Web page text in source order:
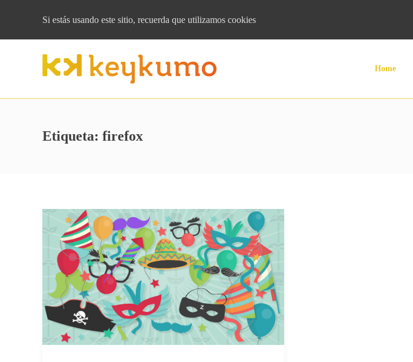
Si estás usando este sitio, recuerda que utilizamos cookies
Home
Etiqueta: firefox